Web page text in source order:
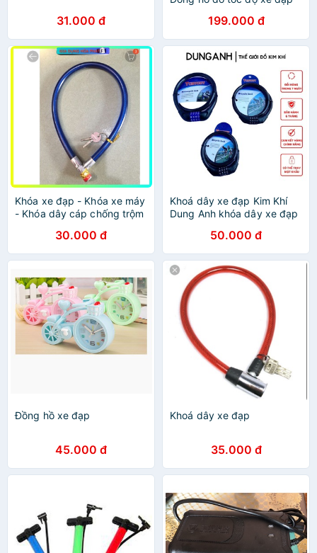
31.000 đ 199.000 đ
Khóa xe đạp - Khóa xe máy
- Khóa dây cáp chống trộm
30.000 đ
Khoá dây xe đạp Kim Khí
Dung Anh khóa dây xe đạp
số loại tốt50.000 đ
Đồng hồ xe đạp
45.000 đ
Khoá dây xe đạp
35.000 đ